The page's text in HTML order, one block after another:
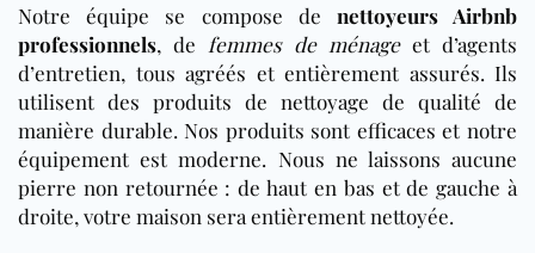
Notre équipe se compose de nettoyeurs Airbnb
professionnels, de femmes de ménageet d’agents
d’entretien, tous agréés et entièrement assurés. Ils
utilisent des produits de nettoyage de qualité de
manière durable. Nos produits sont efficaces et notre
équipement est moderne. Nous ne laissons aucune
pierre non retournée : de haut en bas et de gauche à
droite, votre maison sera entièrement nettoyée.